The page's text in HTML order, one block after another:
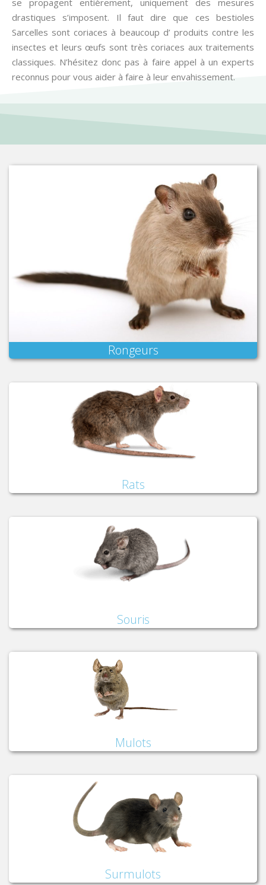
se propagent entièrement, uniquement des mesures
drastiques s’imposent. Il faut dire que ces bestioles
Sarcelles sont coriaces à beaucoup d’ produits contre les
insectes et leurs œufs sont très coriaces aux traitements
classiques. N’hésitez donc pas à faire appel à un experts
reconnus pour vous aider à faire à leur envahissement.
Rongeurs
Rats
Souris
Mulots
Surmulots